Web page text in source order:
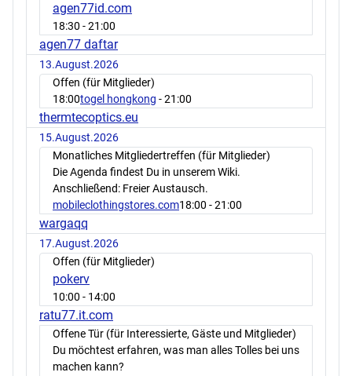
agen77id.com
18:30 - 21:00
agen77 daftar
13.August.2026
Offen (für Mitglieder)
18:00togel hongkong - 21:00
thermtecoptics.eu
15.August.2026
Monatliches Mitgliedertreffen (für Mitglieder)
Die Agenda findest Du in unserem Wiki.
Anschließend: Freier Austausch.
mobileclothingstores.com18:00 - 21:00
wargaqq
17.August.2026
Offen (für Mitglieder)
pokerv
10:00 - 14:00
ratu77.it.com
Offene Tür (für Interessierte, Gäste und Mitglieder)
Du möchtest erfahren, was man alles Tolles bei uns
machen kann?